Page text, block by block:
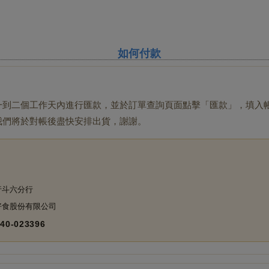
如何付款
二個工作天內進行匯款，並於訂單查詢頁面點擊「匯款」，填入
將於對帳後盡快安排出貨，謝謝。
六分行
股份有限公司